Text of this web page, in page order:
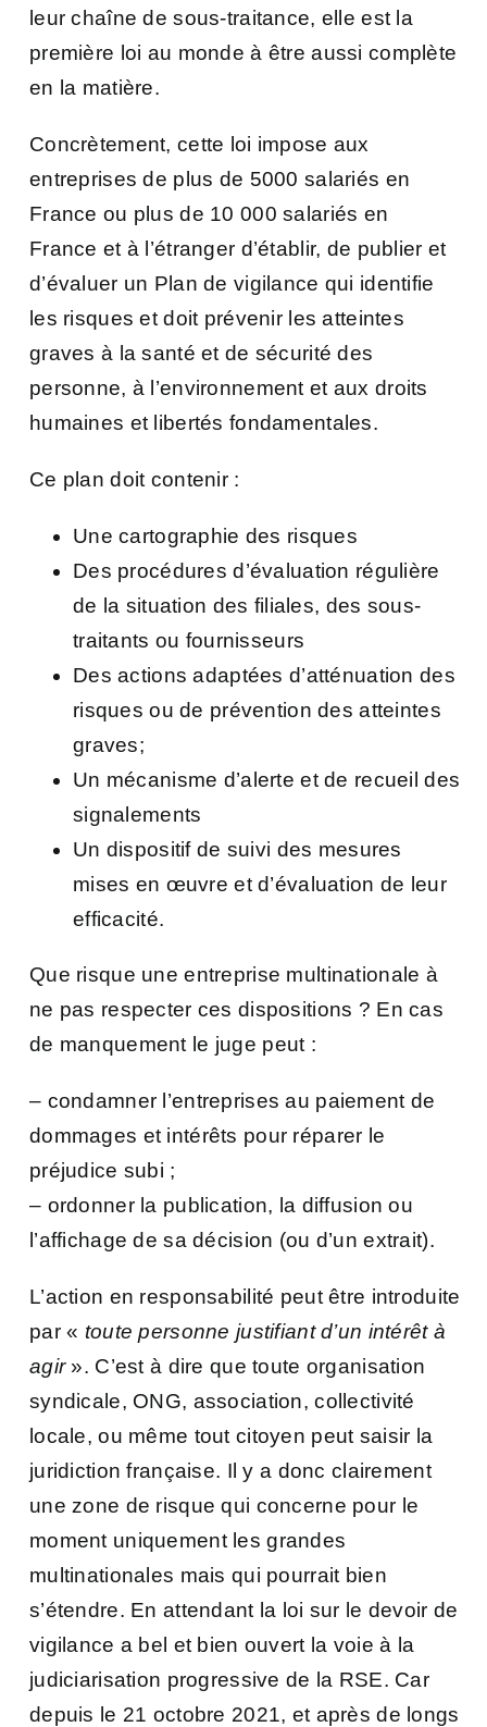
leur chaîne de sous-traitance, elle est la
première loi au monde à être aussi complète
en la matière.
Concrètement, cette loi impose aux
entreprises de plus de 5000 salariés en
France ou plus de 10 000 salariés en
France et à l’étranger d’établir, de publier et
d’évaluer un Plan de vigilance qui identifie
les risques et doit prévenir les atteintes
graves à la santé et de sécurité des
personne, à l’environnement et aux droits
humaines et libertés fondamentales.
Ce plan doit contenir :
Une cartographie des risques
Des procédures d’évaluation régulière
de la situation des filiales, des sous-
traitants ou fournisseurs
Des actions adaptées d’atténuation des
risques ou de prévention des atteintes
graves;
Un mécanisme d’alerte et de recueil des
signalements
Un dispositif de suivi des mesures
mises en œuvre et d’évaluation de leur
efficacité.
Que risque une entreprise multinationale à
ne pas respecter ces dispositions ? En cas
de manquement le juge peut :
– condamner l’entreprises au paiement de
dommages et intérêts pour réparer le
préjudice subi ;
– ordonner la publication, la diffusion ou
l’affichage de sa décision (ou d’un extrait).
L’action en responsabilité peut être introduite
par « toute personne justifiant d’un intérêt à
agir». C’est à dire que toute organisation
syndicale, ONG, association, collectivité
locale, ou même tout citoyen peut saisir la
juridiction française. Il y a donc clairement
une zone de risque qui concerne pour le
moment uniquement les grandes
multinationales mais qui pourrait bien
s’étendre. En attendant la loi sur le devoir de
vigilance a bel et bien ouvert la voie à la
judiciarisation progressive de la RSE. Car
depuis le 21 octobre 2021, et après de longs